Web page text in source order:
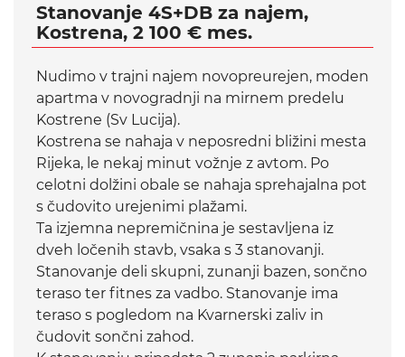
Stanovanje 4S+DB za najem,
Kostrena, 2 100 € mes.
Nudimo v trajni najem novopreurejen, moden
apartma v novogradnji na mirnem predelu
Kostrene (Sv Lucija).
Kostrena se nahaja v neposredni bližini mesta
Rijeka, le nekaj minut vožnje z avtom. Po
celotni dolžini obale se nahaja sprehajalna pot
s čudovito urejenimi plažami.
Ta izjemna nepremičnina je sestavljena iz
dveh ločenih stavb, vsaka s 3 stanovanji.
Stanovanje deli skupni, zunanji bazen, sončno
teraso ter fitnes za vadbo. Stanovanje ima
teraso s pogledom na Kvarnerski zaliv in
čudovit sončni zahod.